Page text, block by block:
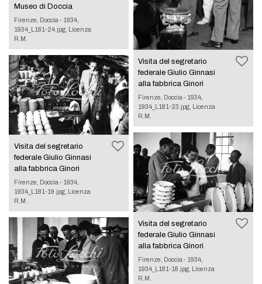
Museo di Doccia
Firenze, Doccia - 1934,
1934_L181-24.jpg, Licenza
R.M.
Visita del segretario
federale Giulio Ginnasi
alla fabbrica Ginori
Firenze, Doccia - 1934,
1934_L181-19.jpg, Licenza
R.M.
Visita del segretario
federale Giulio Ginnasi
alla fabbrica Ginori
Firenze, Doccia - 1934,
1934_L181-23.jpg, Licenza
R.M.
Visita del segretario
federale Giulio Ginnasi
alla fabbrica Ginori
Firenze, Doccia - 1934,
1934_L181-18.jpg, Licenza
R.M.